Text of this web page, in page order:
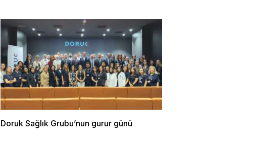
Doruk Sağlık Grubu’nun gurur günü